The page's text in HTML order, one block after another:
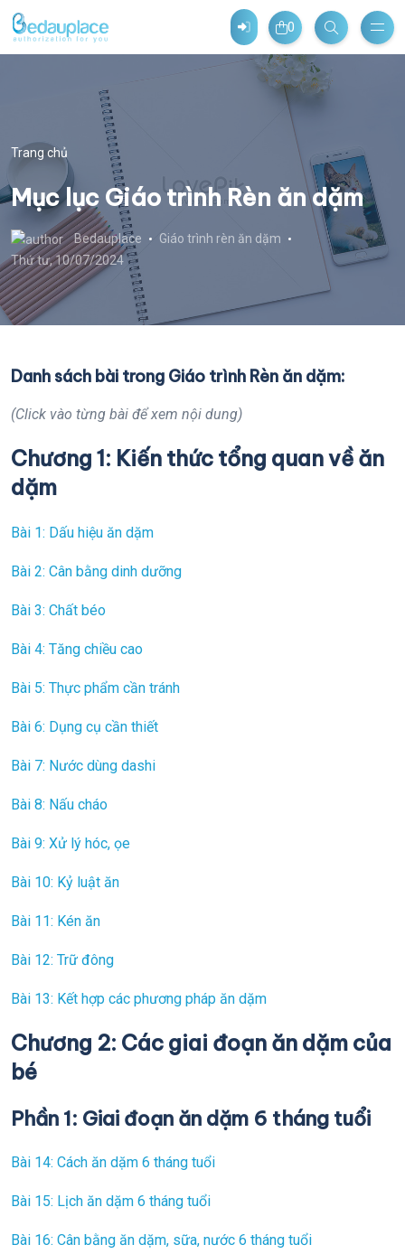
0
Trang chủ
Mục lục Giáo trình Rèn ăn dặm
Bedauplace
Giáo trình rèn ăn dặm
Thứ tư, 10/07/2024
Danh sách bài trong Giáo trình Rèn ăn dặm:
(Click vào từng bài để xem nội dung)
Chương 1: Kiến thức tổng quan về ăn
dặm
Bài 1: Dấu hiệu ăn dặm
Bài 2: Cân bằng dinh dưỡng
Bài 3: Chất béo
Bài 4: Tăng chiều cao
Bài 5: Thực phẩm cần tránh
Bài 6: Dụng cụ cần thiết
Bài 7: Nước dùng dashi
Bài 8: Nấu cháo
Bài 9: Xử lý hóc, ọe
Bài 10: Kỷ luật ăn
Bài 11: Kén ăn
Bài 12: Trữ đông
Bài 13: Kết hợp các phương pháp ăn dặm
Chương 2: Các giai đoạn ăn dặm của
bé
Phần 1: Giai đoạn ăn dặm 6 tháng tuổi
Bài 14: Cách ăn dặm 6 tháng tuổi
Bài 15: Lịch ăn dặm 6 tháng tuổi
Bài 16: Cân bằng ăn dặm, sữa, nước 6 tháng tuổi